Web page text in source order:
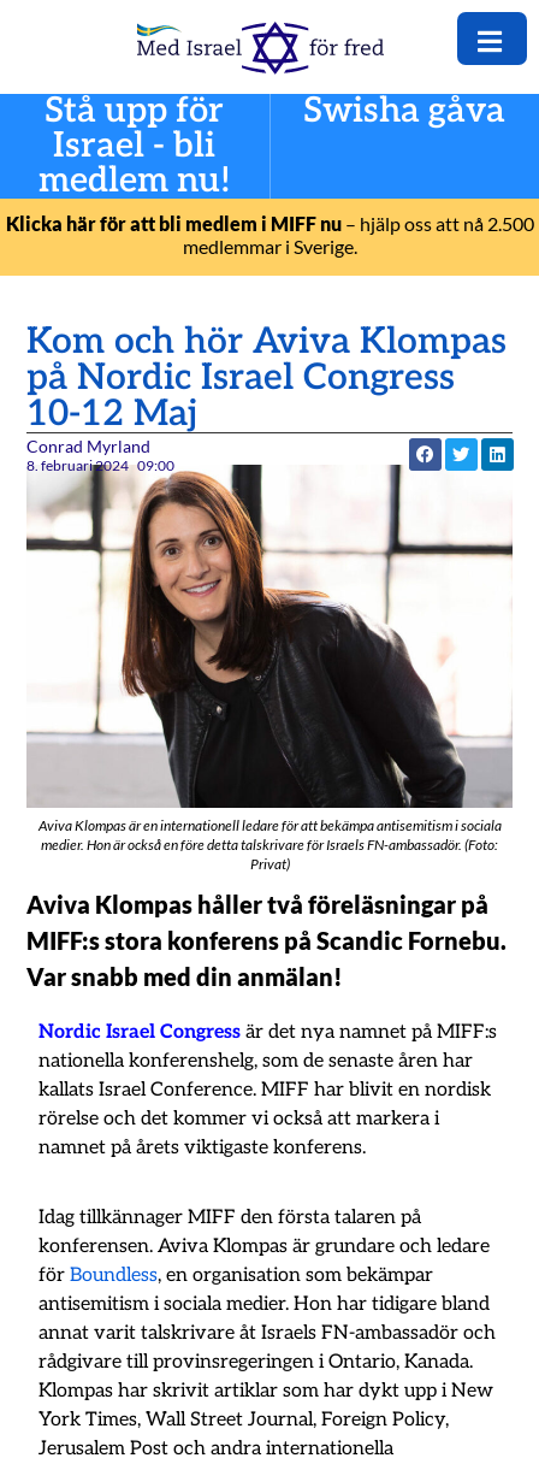
Stå upp för
Israel - bli
medlem nu!
Swisha gåva
Klicka här för att bli medlem i MIFF nu– hjälp oss att nå 2.500
medlemmar i Sverige.
Kom och hör Aviva Klompas
på Nordic Israel Congress
10-12 Maj
Conrad Myrland
8. februari 2024 09:00
Aviva Klompas är en internationell ledare för att bekämpa antisemitism i sociala
medier. Hon är också en före detta talskrivare för Israels FN-ambassadör. (Foto:
Privat)
Aviva Klompas håller två föreläsningar på
MIFF:s stora konferens på Scandic Fornebu.
Var snabb med din anmälan!
Nordic Israel Congress är det nya namnet på MIFF:s
nationella konferenshelg, som de senaste åren har
kallats Israel Conference. MIFF har blivit en nordisk
rörelse och det kommer vi också att markera i
namnet på årets viktigaste konferens.
Idag tillkännager MIFF den första talaren på
konferensen. Aviva Klompas är grundare och ledare
förBoundless, en organisation som bekämpar
antisemitism i sociala medier. Hon har tidigare bland
annat varit talskrivare åt Israels FN-ambassadör och
rådgivare till provinsregeringen i Ontario, Kanada.
Klompas har skrivit artiklar som har dykt upp i New
York Times, Wall Street Journal, Foreign Policy,
Jerusalem Post och andra internationella